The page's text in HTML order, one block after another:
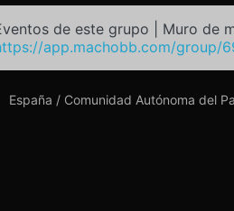
de este grupo | Muro de
app.machobb.com/group/
España / Comunidad Autónoma del